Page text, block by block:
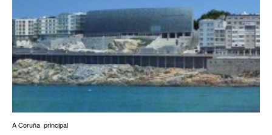
A Coruña principal